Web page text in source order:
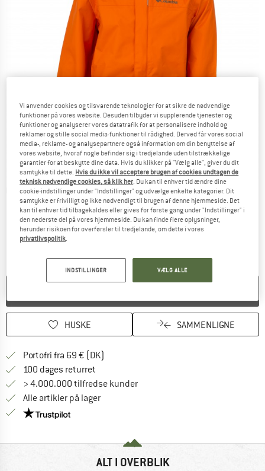
Detaljevisning
HUSKE SAMMENLIGNE
Portofri fra 69 € (DK)
100 dages returret
> 4.000.000 tilfredse kunder
Alle artikler på lager
Vi er Trustpilot-certificeret - oplysningerne får du
ALT I OVERBLIK
Vi anvender cookies og tilsvarende teknologier for at sikre de nødvendige
funktioner på vores website. Desuden tilbyder vi supplerende tjenester og
funktioner og analyserer vores datatrafik for at personalisere indhold og
reklamer og stille social media-funktioner til rådighed. Derved får vores social
media-, reklame- og analysepartnere også information om din benyttelse af
vores website, hvoraf nogle befinder sig i tredjelande uden tilstrækkelige
garantier for at beskytte dine data. Hvis du klikker på "Vælg alle", giver du dit
samtykke til dette. Hvis du ikke vil acceptere brugen af cookies undtagen de
teknisk nødvendige cookies, så klik her. Du kan til enhver tid ændre dine
cookie-indstillinger under "Indstillinger" og udvælge enkelte kategorier. Dit
samtykke er frivilligt og ikke nødvendigt til brugen af denne hjemmeside. Det
kan til enhver tid tilbagekaldes eller gives for første gang under "Indstillinger" i
den nederste del på vores hjemmeside. Du kan finde flere oplysninger,
herunder risikoen for overførsler til tredjelande, om dette i vores
privatlivspolitik.
INDSTILLINGER VÆLG ALLE